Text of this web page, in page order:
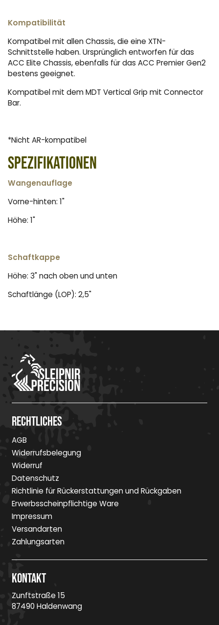
Kompatibilität
Kompatibel mit allen Chassis, die eine XTN-
Schnittstelle haben. Ursprünglich entworfen für das
ACC Elite Chassis, ebenfalls für das ACC Premier Gen2
bestens geeignet.
Kompatibel mit dem MDT Vertical Grip mit Connector
Bar.
*Nicht AR-kompatibel
Spezifikationen
Wangenauflage
Vorne-hinten: 1"
Höhe: 1"
Schaftkappe
Höhe: 3" nach oben und unten
Schaftlänge (LOP): 2,5"
Rechtliches
AGB
Widerrufsbelegung
Widerruf
Datenschutz
Richtlinie für Rückerstattungen und Rückgaben
Erwerbsscheinpflichtige Ware
Impressum
Versandarten
Zahlungsarten
Kontakt
Zunftstraße 15
87490 Haldenwang